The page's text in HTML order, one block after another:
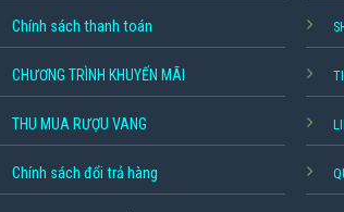
Chính sách thanh toán
CHƯƠNG TRÌNH KHUYẾN MÃI
THU MUA RƯỢU VANG
Chính sách đổi trả hàng